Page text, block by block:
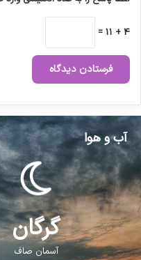
4 + 11 =
آب و هوا
گرگان
آسمان صاف